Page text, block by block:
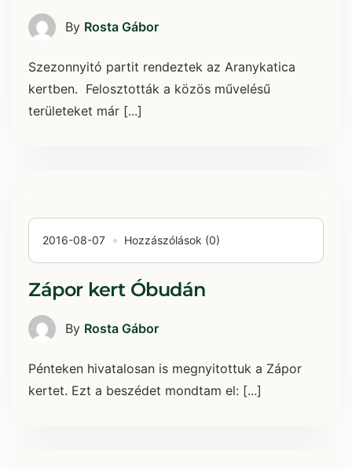
By Rosta Gábor
Szezonnyitó partit rendeztek az Aranykatica
kertben. Felosztották a közös művelésű
területeket már [...]
2016-08-07 Hozzászólások (0)
Zápor kert Óbudán
By Rosta Gábor
Pénteken hivatalosan is megnyitottuk a Zápor
kertet. Ezt a beszédet mondtam el: [...]